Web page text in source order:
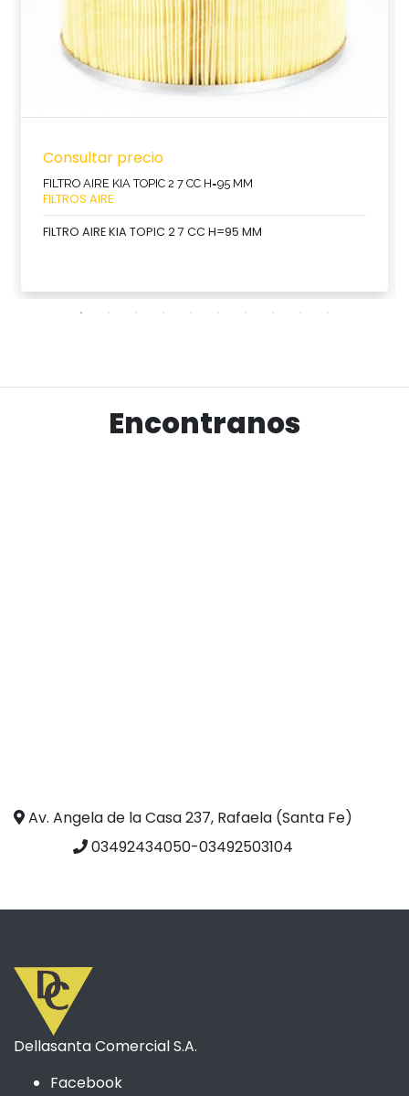
Consultar precio
FILTRO AIRE KIA TOPIC 2 7 CC H=95 MM
FILTROS AIRE
FILTRO AIRE KIA TOPIC 2 7 CC H=95 MM
Encontranos
Av. Angela de la Casa 237, Rafaela (Santa Fe)
03492434050-03492503104
Dellasanta Comercial S.A.
Facebook